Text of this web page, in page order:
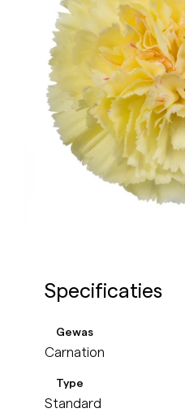
Specificaties
Gewas
Carnation
Type
Standard